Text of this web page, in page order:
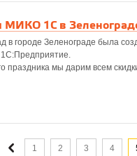
1С в
в городе Зеленограде была
1С:Предприятие.
праздника мы дарим всем
1 2 3 4